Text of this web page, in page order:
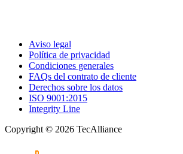
Aviso legal
Política de privacidad
Condiciones generales
FAQs del contrato de cliente
Derechos sobre los datos
ISO 9001:2015
Integrity Line
Copyright © 2026 TecAlliance